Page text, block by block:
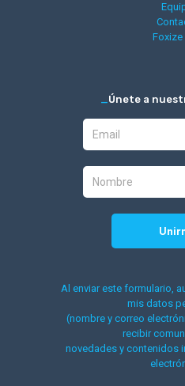
Foxize
_Únete a
Al enviar este formulario,
mis datos
(nombre y correo
recibir
novedades y contenidos